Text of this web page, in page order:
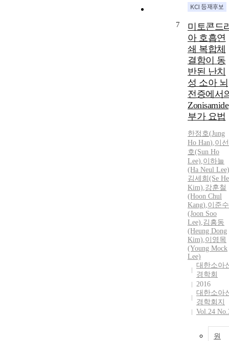
7
미토콘드
아 호흡연
쇄 복합체
결함이 동
반된 난치
성 소아 뇌
전증에서
Zonisamide
부가 요법
한정 호(Jung
Ho Han),이선
호(Sun Ho
Lee),이하늘
(Ha Neul Lee)
김세희(Se
Kim),강훈철
(Hoon Chul
Kang),이준수
(Joon Soo
Lee),김흥동
(Heung Dong
Kim),이영목
(Young Mock
Lee)
대한소아
경학회
2016
대한소아
경학회지
Vol.24
원